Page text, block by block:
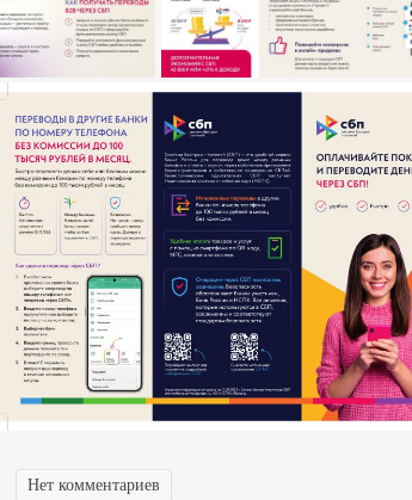
Нет комментариев